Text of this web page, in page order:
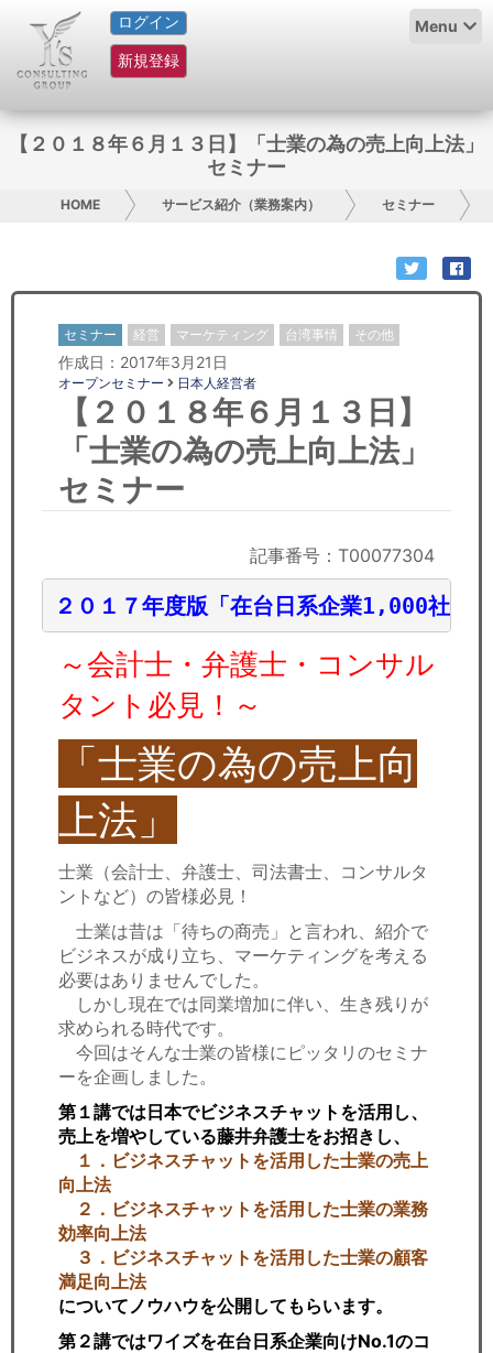
ログイン
新規登録
Menu
HOME
サービス紹介
お問い合わせ
日本人にPR
コンサルティング
リサーチ
セミナー
労務顧問
飲食店情報
【２０１８年６月１３日】「士業の為の売上向上法」
セミナー
HOME サービス紹介（業務案内） セミナー
セミナー 経営 マーケティング 台湾事情 その他
作成日：2017年3月21日
オープンセミナー 日本人経営者
【２０１８年６月１３日】
「士業の為の売上向上法」
セミナー
記事番号：T00077304
２０１７年度版「在台日系企業1,000社リ
～会計士・弁護士・コンサル
タント必見！～
「士業の為の売上向
上法」
士業（会計士、弁護士、司法書士、コンサルタ
ントなど）の皆様必見！
士業は昔は「待ちの商売」と言われ、紹介で
ビジネスが成り立ち、マーケティングを考える
必要はありませんでした。
しかし現在では同業増加に伴い、生き残りが
求められる時代です。
今回はそんな士業の皆様にピッタリのセミナ
ーを企画しました。
第１講では日本でビジネスチャットを活用し、
売上を増やしている藤井弁護士をお招きし、
１．ビジネスチャットを活用した士業の売上
向上法
２．ビジネスチャットを活用した士業の業務
効率向上法
３．ビジネスチャットを活用した士業の顧客
満足向上法
についてノウハウを公開してもらいます。
第２講ではワイズを在台日系企業向けNo.1のコ